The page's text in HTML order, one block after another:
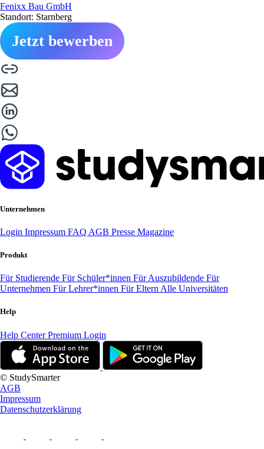
Fenixx Bau GmbH
Standort: Starnberg
Jetzt bewerben
Unternehmen
Login Impressum FAQ AGB Presse Magazine
Produkt
Für Studierende Für Schüler*innen Für Auszubildende Für
Unternehmen Für Lehrer*innen Für Eltern Alle Universitäten
Help
Help CenterPremium Login
© StudySmarter
AGB
Impressum
Datenschutzerklärung